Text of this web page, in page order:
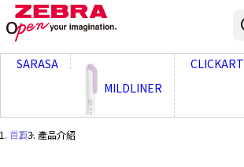
SARASA
MILDLINER
CLICKART
首頁・ 產品介紹